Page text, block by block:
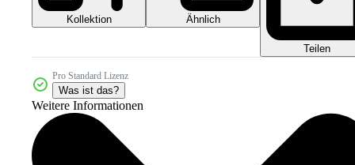
Kollektion Ähnlich
Teilen
Pro Standard Lizenz
Was ist das?
Weitere Informationen